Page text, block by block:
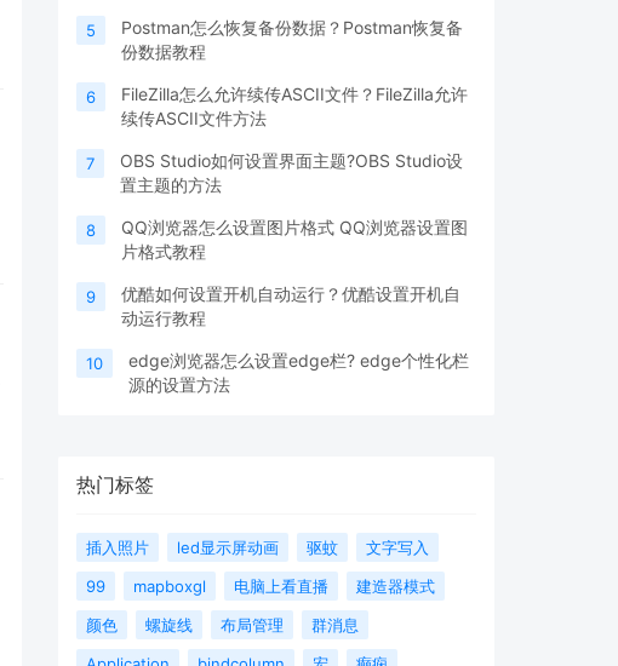
5
Postman怎么恢复备份数据？Postman恢复备
份数据教程
6
FileZilla怎么允许续传ASCII文件？FileZilla允许
续传ASCII文件方法
7
OBS Studio如何设置界面主题?OBS Studio设
置主题的方法
8
QQ浏览器怎么设置图片格式 QQ浏览器设置图
片格式教程
9
优酷如何设置开机自动运行？优酷设置开机自
动运行教程
10
edge浏览器怎么设置edge栏? edge个性化栏
源的设置方法
热门标签
插入照片 led显示屏动画 驱蚊
文字写入
99
mapboxgl 电脑上看直播
建造器模式
颜色
螺旋线 布局管理
群消息